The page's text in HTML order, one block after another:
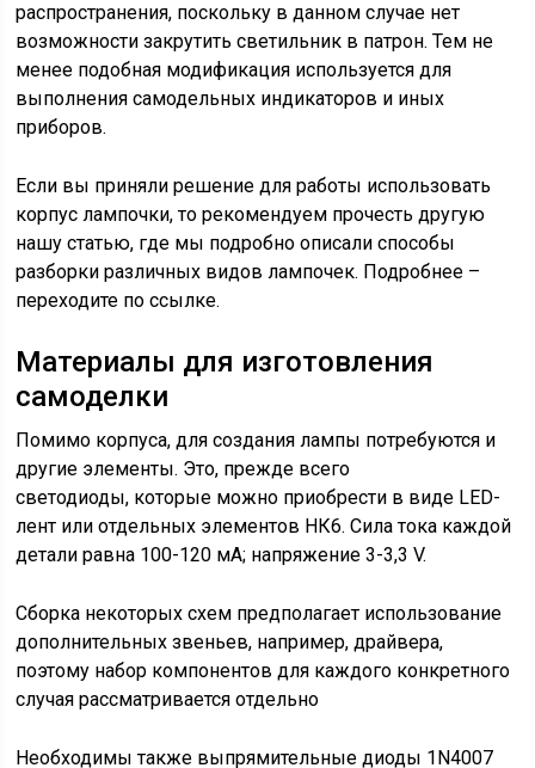
распространения, поскольку в данном случае нет
возможности закрутить светильник в патрон. Тем не
менее подобная модификация используется для
выполнения самодельных индикаторов и иных
приборов.
Если вы приняли решение для работы использовать
корпус лампочки, то рекомендуем прочесть другую
нашу статью, где мы подробно описали способы
разборки различных видов лампочек. Подробнее –
переходите по ссылке.
Материалы для изготовления
самоделки
Помимо корпуса, для создания лампы потребуются и
другие элементы. Это, прежде всего
светодиоды, которые можно приобрести в виде LED-
лент или отдельных элементов НК6. Сила тока каждой
детали равна 100-120 мА; напряжение 3-3,3 V.
Сборка некоторых схем предполагает использование
дополнительных звеньев, например, драйвера,
поэтому набор компонентов для каждого конкретного
случая рассматривается отдельно
Необходимы также выпрямительные диоды 1N4007